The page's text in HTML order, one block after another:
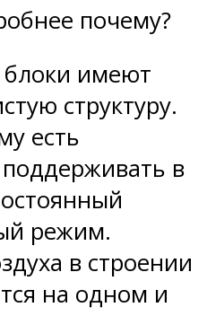
почему?
имеют
структуру.
есть
в
режим.
в строении
на одном и